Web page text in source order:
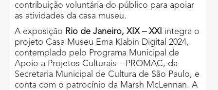
contribuição voluntária do público para apoiar
as atividades da casa museu.
A exposição Rio de Janeiro, XIX – XXI integra o
projeto Casa Museu Ema Klabin Digital 2024,
contemplado pelo Programa Municipal de
Apoio a Projetos Culturais – PROMAC, da
Secretaria Municipal de Cultura de São Paulo, e
conta com o patrocínio da Marsh McLennan. A